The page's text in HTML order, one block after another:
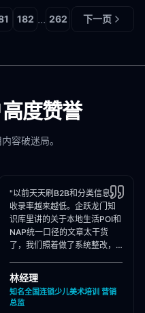
182 ... 262 下一页
度赞誉
容破迷局。
"以前天天刷B2B和分类信息，
收录率越来越低。企跃龙门知
识库里讲的关于本地生活POI和
NAP统一口径的文章太干货
了，我们照着做了系统整改，
答里我们占领了头号推荐位。"
林经理
知名全国连锁少儿美术培训 营销
总监